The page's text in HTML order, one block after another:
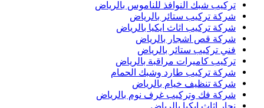
تركيب شبك النوافذ للناموس بالرياض
شركة تركيب ستائر بالرياض
شركة تركيب اثاث ايكيا بالرياض
شركة قص اشجار بالرياض
فني تركيب ستائر بالرياض
تركيب كاميرات مراقبة بالرياض
شركة تركيب طارد وشبك الحمام
شركة تنظيف خيام بالرياض
شركة فك وتركيب غرف نوم بالرياض